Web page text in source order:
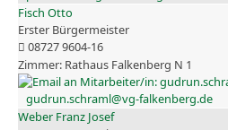
Fisch Otto
Erster Bürgermeister
08727 9604-16
Rathaus Falkenberg N 1
gudrun.schraml@vg-falkenberg.de
Weber Franz Josef